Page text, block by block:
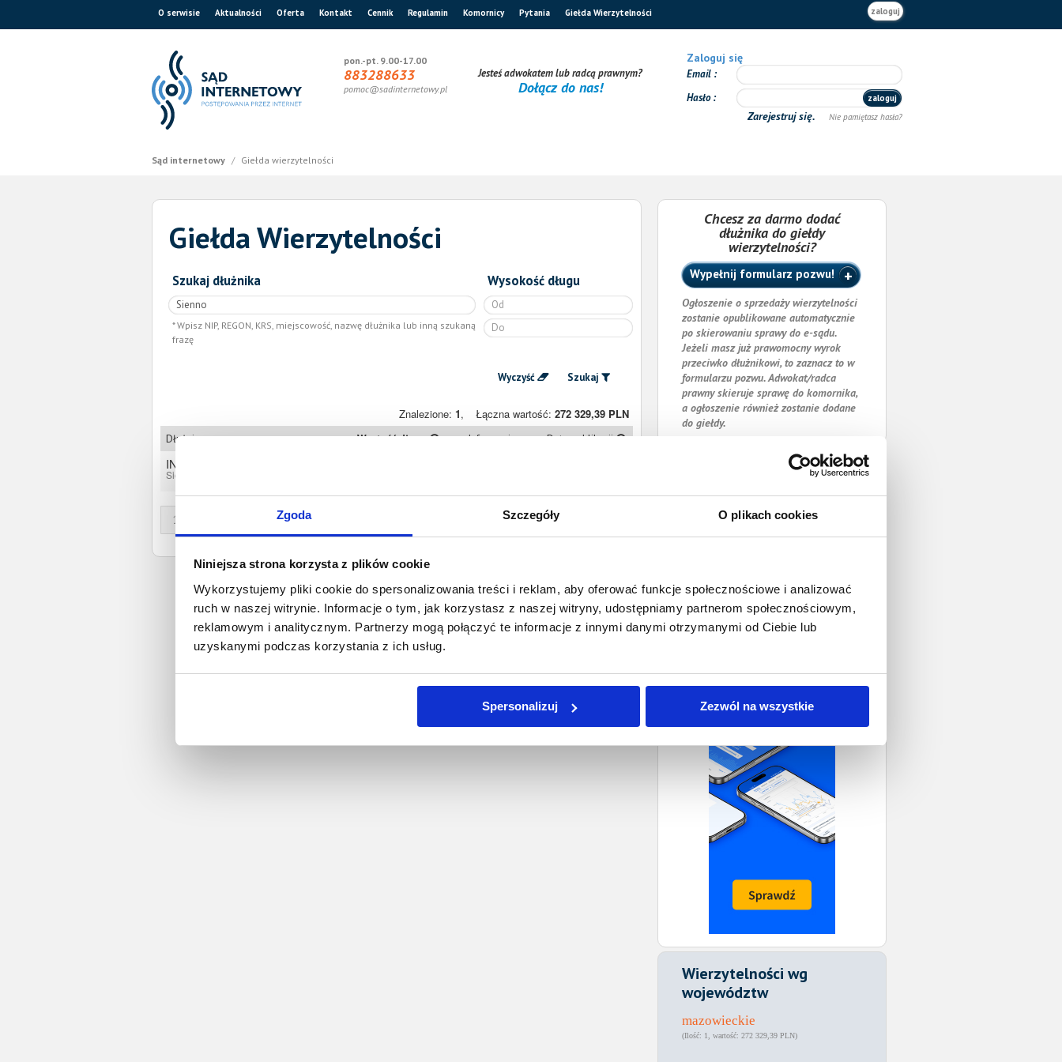
Zgoda Szczegóły O plikach cookies
Niniejsza strona korzysta z plików cookie
Wykorzystujemy pliki cookie do spersonalizowania treści i reklam, aby oferować funkcje społecznościowe i analizować
ruch w naszej witrynie. Informacje o tym, jak korzystasz z naszej witryny, udostępniamy partnerom społecznościowym,
reklamowym i analitycznym. Partnerzy mogą połączyć te informacje z innymi danymi otrzymanymi od Ciebie lub
uzyskanymi podczas korzystania z ich usług.
Spersonalizuj Zezwól na wszystkie
O serwisie Aktualności Oferta Kontakt Cennik Regulamin Komornicy Pytania Giełda Wierzytelności zaloguj
pon.-pt. 9.00-17.00
883288633
pomoc@sadinternetowy.pl
Jesteś adwokatem lub radcą prawnym?
Dołącz do nas!
Zaloguj się
Email
Hasło
zaloguj
Zarejestruj się. Nie pamiętasz hasła?
Sąd internetowy / Giełda wierzytelności
Giełda Wierzytelności
Szukaj dłużnika
Wpisz NIP, REGON, KRS, miejscowość, nazwę dłużnika lub inną szukaną
frazę
Wysokość długu
Wyczyść Szukaj
Znalezione: 1, Łączna wartość: 272 329,39 PLN
Dłużnicy Wartość długu Informacje Data publikacji
INTER-JACK JACEK GĘBSKI
Sienno, Mazowieckie
1
Chcesz za darmo dodać
dłużnika do giełdy
wierzytelności?
Wypełnij formularz pozwu!
Ogłoszenie o sprzedaży wierzytelności
zostanie opublikowane automatycznie
po skierowaniu sprawy do e-sądu.
Jeżeli masz już prawomocny wyrok
przeciwko dłużnikowi, to zaznacz to w
formularzu pozwu. Adwokat/radca
prawny skieruje sprawę do komornika,
a ogłoszenie również zostanie dodane
do giełdy.
Wierzytelności wg
województw
mazowieckie
1 272 329,39 PLN